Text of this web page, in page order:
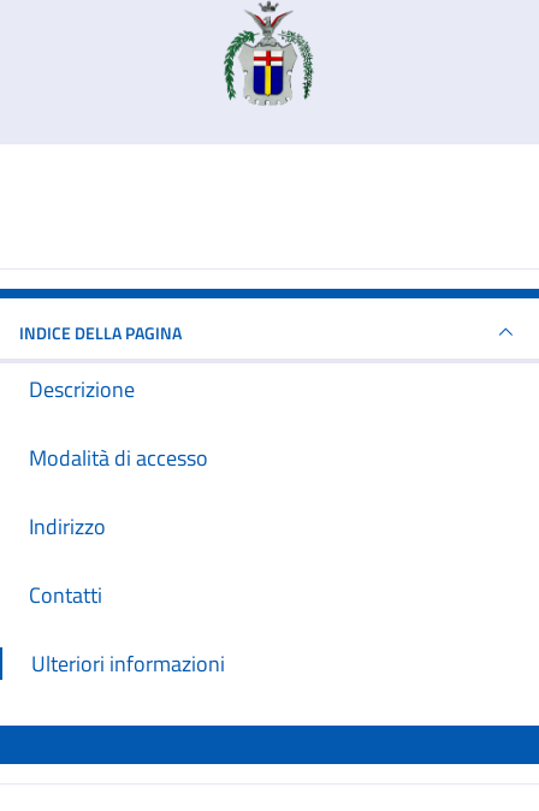
INDICE DELLA PAGINA
Descrizione
Modalità di accesso
Indirizzo
Contatti
Ulteriori informazioni